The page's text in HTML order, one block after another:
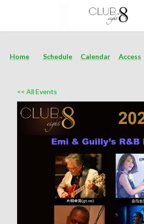
Home Schedule Calendar Access
<< All Events